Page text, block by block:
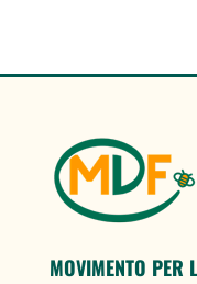
MOVIMENTO PER